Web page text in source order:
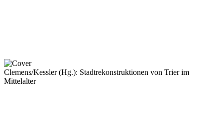
Clemens/Kessler (Hg.): Stadtrekonstruktionen von Trier im
Mittelalter